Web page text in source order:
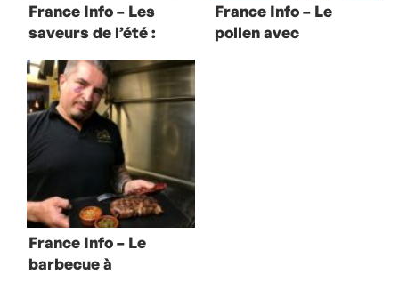
France Info – Les
saveurs de l’été :
Édouard Loubet
France Info – Le
pollen avec
France Info – Le
barbecue à